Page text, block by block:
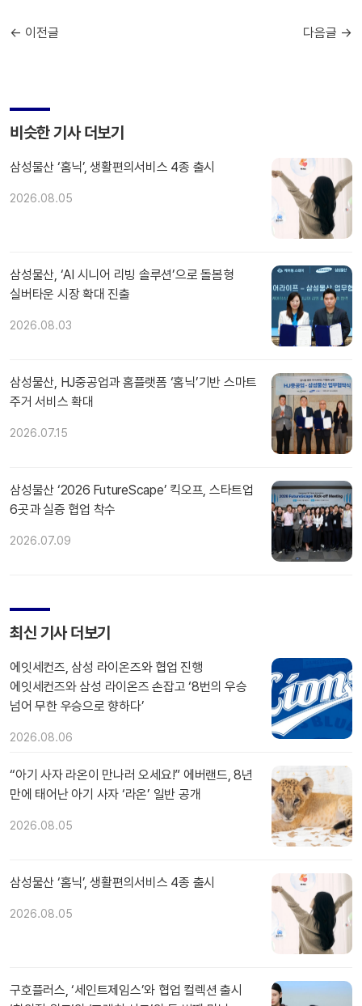
← 이전글 다음글 →
비슷한 기사 더보기
삼성물산 ‘홈닉’, 생활편의서비스 4종 출시
2026.08.05
삼성물산, ‘AI 시니어 리빙 솔루션’으로 돌봄형
실버타운 시장 확대 진출
2026.08.03
삼성물산, HJ중공업과 홈플랫폼 ‘홈닉’기반 스마트
주거 서비스 확대
2026.07.15
삼성물산 ‘2026 FutureScape’ 킥오프, 스타트업
6곳과 실증 협업 착수
2026.07.09
최신 기사 더보기
에잇세컨즈, 삼성 라이온즈와 협업 진행
에잇세컨즈와 삼성 라이온즈 손잡고 ‘8번의 우승
넘어 무한 우승으로 향하다’
2026.08.06
“아기 사자 라온이 만나러 오세요!” 에버랜드, 8년
만에 태어난 아기 사자 ‘라온’ 일반 공개
2026.08.05
삼성물산 ‘홈닉’, 생활편의서비스 4종 출시
2026.08.05
구호플러스, ‘세인트제임스’와 협업 컬렉션 출시